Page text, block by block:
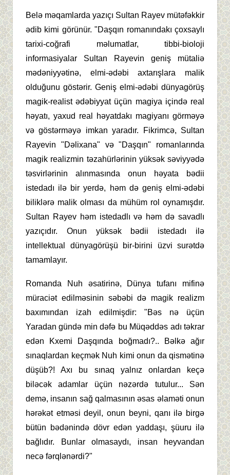
Belə məqamlarda yazıçı Sultan Rayev mütəfəkkir
ədib kimi görünür. "Daşqın romanındakı çoxsaylı
tarixi-coğrafi məlumatlar, tibbi-bioloji
informasiyalar Sultan Rayevin geniş mütaliə
mədəniyyətinə, elmi-ədəbi axtarışlara malik
olduğunu göstərir. Geniş elmi-ədəbi dünyagörüş
magik-realist ədəbiyyat üçün magiya içində real
həyatı, yaxud real həyatdakı magiyanı görməyə
və göstərməyə imkan yaradır. Fikrimcə, Sultan
Rayevin "Dəlixana" və "Daşqın" romanlarında
magik realizmin təzahürlərinin yüksək səviyyədə
təsvirlərinin alınmasında onun həyata bədii
istedadı ilə bir yerdə, həm də geniş elmi-ədəbi
biliklərə malik olması da mühüm rol oynamışdır.
Sultan Rayev həm istedadlı və həm də savadlı
yazıçıdır. Onun yüksək bədii istedadı ilə
intellektual dünyagörüşü bir-birini üzvi surətdə
tamamlayır.
Romanda Nuh əsatirinə, Dünya tufanı mifinə
müraciət edilməsinin səbəbi də magik realizm
baxımından izah edilmişdir: "Bəs nə üçün
Yaradan gündə min dəfə bu Müqəddəs adı təkrar
edən Kxemi Daşqında boğmadı?.. Bəlkə ağır
sınaqlardan keçmək Nuh kimi onun da qismətinə
düşüb?! Axı bu sınaq yalnız onlardan keçə
biləcək adamlar üçün nəzərdə tutulur... Sən
demə, insanın sağ qalmasının əsas əlaməti onun
hərəkət etməsi deyil, onun beyni, qanı ilə birgə
bütün bədənində dövr edən yaddaşı, şüuru ilə
bağlıdır. Bunlar olmasaydı, insan heyvandan
necə fərqlənərdi?"